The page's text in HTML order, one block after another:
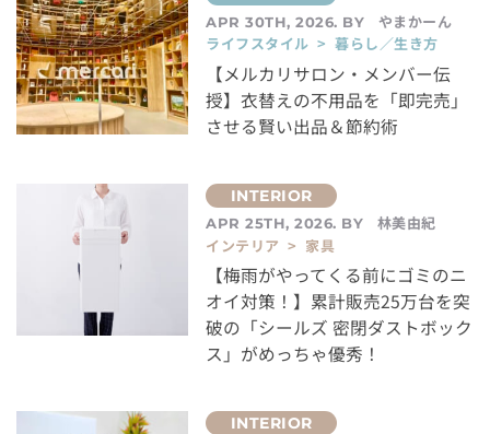
APR 30TH, 2026. BY
やまかーん
ライフスタイル > 暮らし／生き方
【メルカリサロン・メンバー伝
授】衣替えの不用品を「即完売」
させる賢い出品＆節約術
APR 25TH, 2026. BY
林美由紀
インテリア > 家具
【梅雨がやってくる前にゴミのニ
オイ対策！】累計販売25万台を突
破の「シールズ 密閉ダストボック
ス」がめっちゃ優秀！